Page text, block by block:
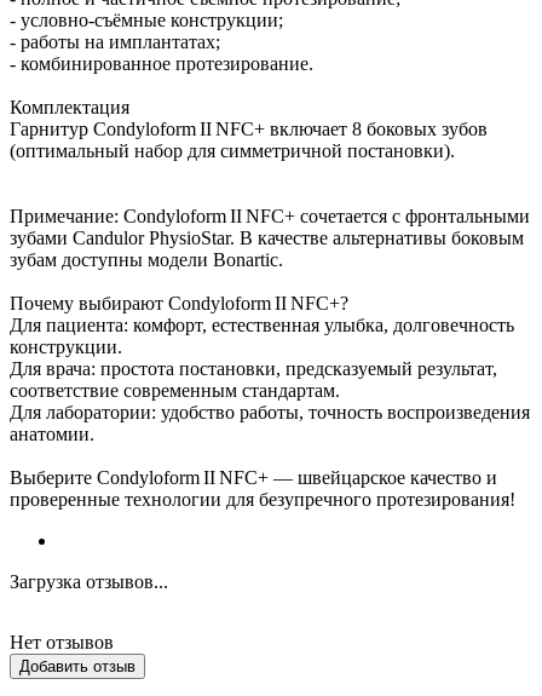
- условно‑съёмные конструкции;
- работы на имплантатах;
- комбинированное протезирование.
Комплектация
Гарнитур Condyloform II NFC+ включает 8 боковых зубов
(оптимальный набор для симметричной постановки).
Примечание: Condyloform II NFC+ сочетается с фронтальными
зубами Candulor PhysioStar. В качестве альтернативы боковым
зубам доступны модели Bonartic.
Почему выбирают Condyloform II NFC+?
Для пациента: комфорт, естественная улыбка, долговечность
конструкции.
Для врача: простота постановки, предсказуемый результат,
соответствие современным стандартам.
Для лаборатории: удобство работы, точность воспроизведения
анатомии.
Выберите Condyloform II NFC+ — швейцарское качество и
проверенные технологии для безупречного протезирования!
Загрузка отзывов...
Нет отзывов
Добавить отзыв